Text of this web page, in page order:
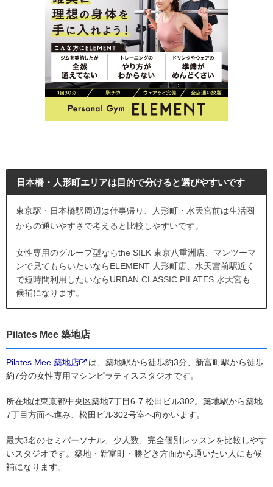
日本橋・人形町エリアは目的で分けると選びやすいです
東京駅・日本橋駅周辺は仕事帰り、人形町・水天宮前は生活圏
からの通いやすさで考えると比較しやすいです。
女性専用のグループ型ならthe SILK 東京八重洲店、マンツーマ
ンで見てもらいたいならELEMENT 人形町店、水天宮前駅近く
で短時間利用したいならURBAN CLASSIC PILATES 水天宮も
候補になります。
Pilates Mee 築地店
Pilates Mee 築地店
は、築地駅から徒歩約3分、新富町駅から徒歩
約7分の女性専用マシンピラティススタジオです。
所在地は東京都中央区築地7丁目6-7 松田ビル302。築地駅から築地
7丁目方面へ進み、松田ビル302号室へ向かいます。
最大3名のセミパーソナル、少人数、完全個別レッスンを比較しやす
いスタジオです。築地・新富町・勝どき方面から通いたい人にも候
補になります。